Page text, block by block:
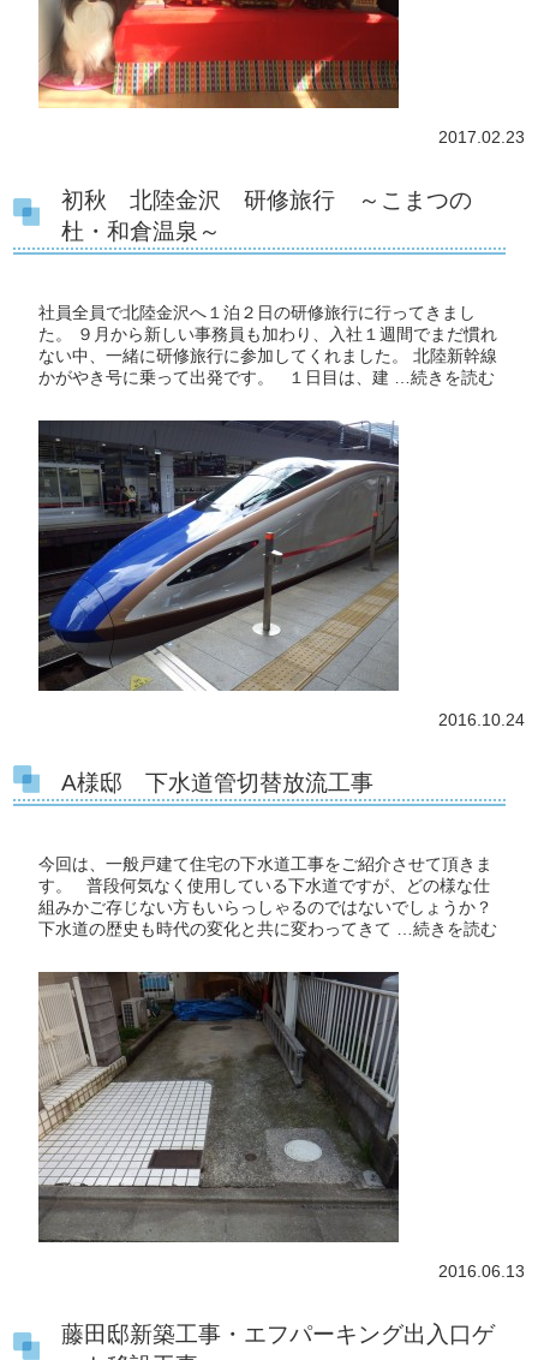
2017.02.23
初秋 北陸金沢 研修旅行 ～こまつの
杜・和倉温泉～
社員全員で北陸金沢へ１泊２日の研修旅行に行ってきまし
た。 ９月から新しい事務員も加わり、入社１週間でまだ慣れ
ない中、一緒に研修旅行に参加してくれました。 北陸新幹線
かがやき号に乗って出発です。 １日目は、建 …続きを読む
2016.10.24
A様邸 下水道管切替放流工事
今回は、一般戸建て住宅の下水道工事をご紹介させて頂きま
す。 普段何気なく使用している下水道ですが、どの様な仕
組みかご存じない方もいらっしゃるのではないでしょうか？
下水道の歴史も時代の変化と共に変わってきて …続きを読む
2016.06.13
藤田邸新築工事・エフパーキング出入口ゲ